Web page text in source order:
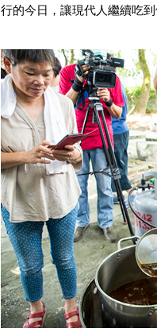
行的今日，讓現代人繼續吃到